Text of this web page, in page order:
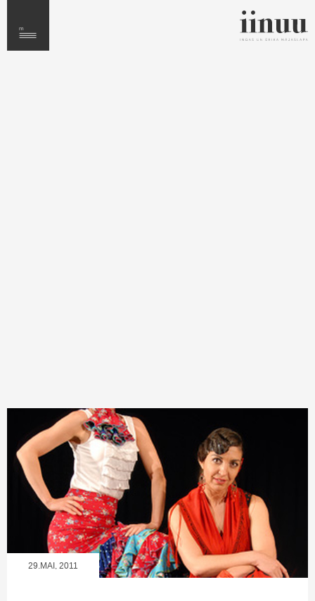
29.MAI, 2011